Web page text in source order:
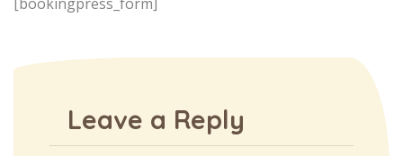
Leave a Reply